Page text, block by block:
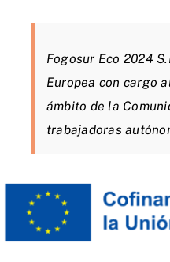
Fogosur Eco 2024
Europea con cargo
ámbito de la
trabajadoras